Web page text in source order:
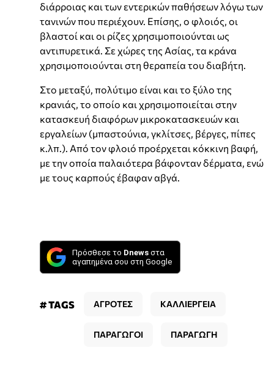
διάρροιας και των εντερικών παθήσεων λόγω των
τανινών που περιέχουν. Επίσης, ο φλοιός, οι
βλαστοί και οι ρίζες χρησιμοποιούνται ως
αντιπυρετικά. Σε χώρες της Ασίας, τα κράνα
χρησιμοποιούνται στη θεραπεία του διαβήτη.
Στο μεταξύ, πολύτιμο είναι και το ξύλο της
κρανιάς, το οποίο και χρησιμοποιείται στην
κατασκευή διαφόρων μικροκατασκευών και
εργαλείων (μπαστούνια, γκλίτσες, βέργες, πίπες
κ.λπ.). Από τον φλοιό προέρχεται κόκκινη βαφή,
με την οποία παλαιότερα βάφονταν δέρματα, ενώ
με τους καρπούς έβαφαν αβγά.
Πρόσθεσε το Dnews στα
αγαπημένα σου στη Google
# TAGS ΑΓΡΟΤΕΣ ΚΑΛΛΙΕΡΓΕΙΑ
ΠΑΡΑΓΩΓΟΙ ΠΑΡΑΓΩΓΗ